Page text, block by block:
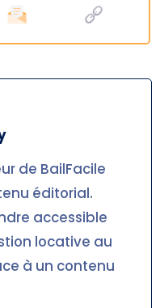
de BailFacile
éditorial.
accessible
locative au
à un contenu